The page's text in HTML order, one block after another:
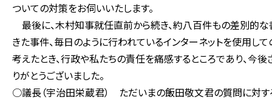
ついての対策をお伺いいたします。
最後に、木村知事就任直前から続き、約八百件もの差別的
きた事件、毎日のように行われているインターネットを使用し
考えたとき、行政や私たちの責任を痛感するところであり、今
りがとうございました。
○議長（宇治田栄蔵君） ただいまの飯田敬文君の質問に対す